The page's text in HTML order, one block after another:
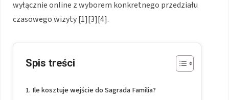
wyłącznie online z wyborem konkretnego przedziału
czasowego wizyty [1][3][4].
Spis treści
Ile kosztuje wejście do Sagrada Familia?